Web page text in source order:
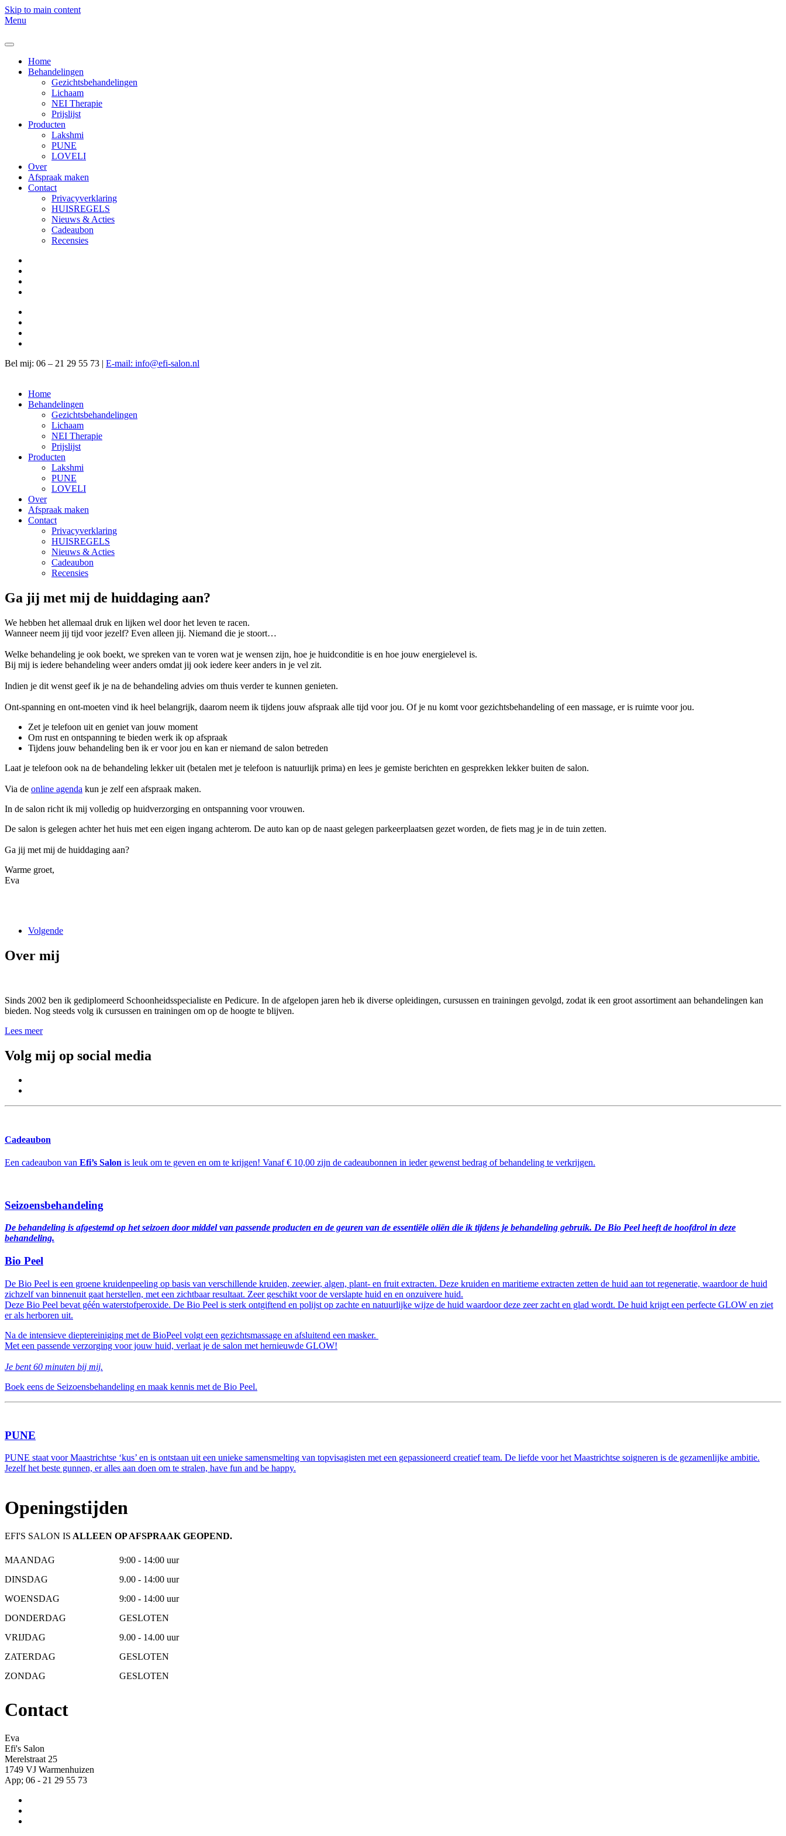
Skip to main content
Menu
Home
Behandelingen
Gezichtsbehandelingen
Lichaam
NEI Therapie
Prijslijst
Producten
Lakshmi
PUNE
LOVELI
Over
Afspraak maken
Contact
Privacyverklaring
HUISREGELS
Nieuws & Acties
Cadeaubon
Recensies
Bel mij: 06 – 21 29 55 73 | E-mail: info@efi-salon.nl
Home
Behandelingen
Gezichtsbehandelingen
Lichaam
NEI Therapie
Prijslijst
Producten
Lakshmi
PUNE
LOVELI
Over
Afspraak maken
Contact
Privacyverklaring
HUISREGELS
Nieuws & Acties
Cadeaubon
Recensies
Ga jij met mij de huiddaging aan?
We hebben het allemaal druk en lijken wel door het leven te racen.
Wanneer neem jij tijd voor jezelf? Even alleen jij. Niemand die je stoort…
Welke behandeling je ook boekt, we spreken van te voren wat je wensen zijn, hoe je huidconditie is en hoe jouw energielevel is.
Bij mij is iedere behandeling weer anders omdat jij ook iedere keer anders in je vel zit.
Indien je dit wenst geef ik je na de behandeling advies om thuis verder te kunnen genieten.
Ont-spanning en ont-moeten vind ik heel belangrijk, daarom neem ik tijdens jouw afspraak alle tijd voor jou. Of je nu komt voor gezichtsbehandeling of een massage, er is ruimte voor jou.
Zet je telefoon uit en geniet van jouw moment
Om rust en ontspanning te bieden werk ik op afspraak
Tijdens jouw behandeling ben ik er voor jou en kan er niemand de salon betreden
Laat je telefoon ook na de behandeling lekker uit (betalen met je telefoon is natuurlijk prima) en lees je gemiste berichten en gesprekken lekker buiten de salon.
Via de online agenda kun je zelf een afspraak maken.
In de salon richt ik mij volledig op huidverzorging en ontspanning voor vrouwen.
De salon is gelegen achter het huis met een eigen ingang achterom. De auto kan op de naast gelegen parkeerplaatsen gezet worden, de fiets mag je in de tuin zetten.
Ga jij met mij de huiddaging aan?
Warme groet,
Eva
Volgende
Over mij
Sinds 2002 ben ik gediplomeerd Schoonheidsspecialiste en Pedicure. In de afgelopen jaren heb ik diverse opleidingen, cursussen en trainingen gevolgd, zodat ik een groot assortiment aan behandelingen kan
bieden. Nog steeds volg ik cursussen en trainingen om op de hoogte te blijven.
Lees meer
Volg mij op social media
Cadeaubon
Een cadeaubon van Efi’s Salon is leuk om te geven en om te krijgen! Vanaf € 10,00 zijn de cadeaubonnen in ieder gewenst bedrag of behandeling te verkrijgen.
Seizoensbehandeling
De behandeling is afgestemd op het seizoen door middel van passende producten en de geuren van de essentiële oliën die ik tijdens je behandeling gebruik. De Bio Peel heeft de hoofdrol in deze
behandeling.
Bio Peel
De Bio Peel is een groene kruidenpeeling op basis van verschillende kruiden, zeewier, algen, plant- en fruit extracten. Deze kruiden en maritieme extracten zetten de huid aan tot regeneratie, waardoor de huid
zichzelf van binnenuit gaat herstellen, met een zichtbaar resultaat. Zeer geschikt voor de verslapte huid en en onzuivere huid.
Deze Bio Peel bevat géén waterstofperoxide. De Bio Peel is sterk ontgiftend en polijst op zachte en natuurlijke wijze de huid waardoor deze zeer zacht en glad wordt. De huid krijgt een perfecte GLOW en ziet
er als herboren uit.
Na de intensieve dieptereiniging met de BioPeel volgt een gezichtsmassage en afsluitend een masker.
Met een passende verzorging voor jouw huid, verlaat je de salon met hernieuwde GLOW!
Je bent 60 minuten bij mij.
Boek eens de Seizoensbehandeling en maak kennis met de Bio Peel.
PUNE
PUNE staat voor Maastrichtse ‘kus’ en is ontstaan uit een unieke samensmelting van topvisagisten met een gepassioneerd creatief team. De liefde voor het Maastrichtse soigneren is de gezamenlijke ambitie.
Jezelf het beste gunnen, er alles aan doen om te stralen, have fun and be happy.
Openingstijden
EFI'S SALON IS ALLEEN OP AFSPRAAK GEOPEND.
MAANDAG
9:00 - 14:00 uur
DINSDAG
9.00 - 14:00 uur
WOENSDAG
9:00 - 14:00 uur
DONDERDAG
GESLOTEN
VRIJDAG
9.00 - 14.00 uur
ZATERDAG
GESLOTEN
ZONDAG
GESLOTEN
Contact
Eva
Efi's Salon
Merelstraat 25
1749 VJ Warmenhuizen
App; 06 - 21 29 55 73